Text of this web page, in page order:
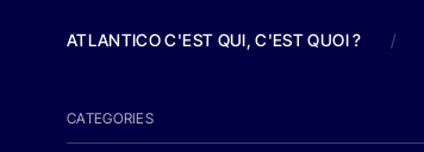
ATLANTICO C'EST QUI, C'EST QUOI ? /
CATEGORIES